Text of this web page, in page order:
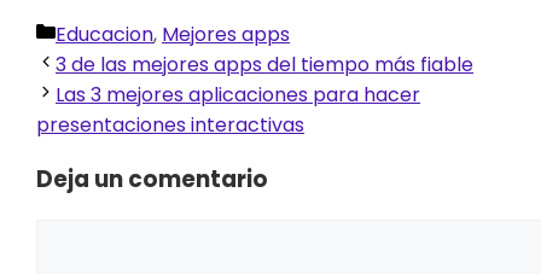
Categorías
Educacion, Mejores apps
3 de las mejores apps del tiempo más fiable
Las 3 mejores aplicaciones para hacer
presentaciones interactivas
Deja un comentario